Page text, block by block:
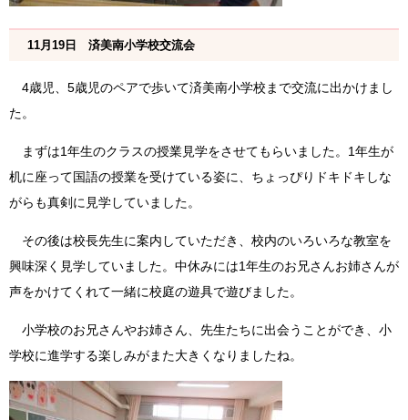
11月19日 済美南小学校交流会
4歳児、5歳児のペアで歩いて済美南小学校まで交流に出かけまし
た。
まずは1年生のクラスの授業見学をさせてもらいました。1年生が
机に座って国語の授業を受けている姿に、ちょっぴりドキドキしな
がらも真剣に見学していました。
その後は校長先生に案内していただき、校内のいろいろな教室を
興味深く見学していました。中休みには1年生のお兄さんお姉さんが
声をかけてくれて一緒に校庭の遊具で遊びました。
小学校のお兄さんやお姉さん、先生たちに出会うことができ、小
学校に進学する楽しみがまた大きくなりましたね。